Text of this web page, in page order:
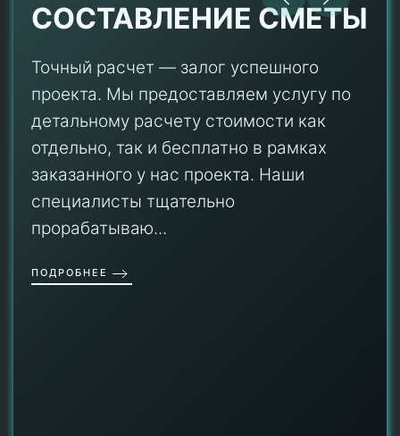
СОСТАВЛЕНИЕ СМЕТЫ
Точный расчет — залог успешного
проекта. Мы предоставляем услугу по
детальному расчету стоимости как
отдельно, так и бесплатно в рамках
заказанного у нас проекта. Наши
специалисты тщательно
прорабатываю...
ПОДРОБНЕЕ